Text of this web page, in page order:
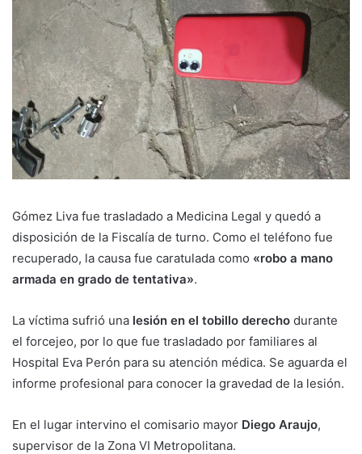
Gómez Liva fue trasladado a Medicina Legal y quedó a
disposición de la Fiscalía de turno. Como el teléfono fue
recuperado, la causa fue caratulada como «robo a mano
armada en grado de tentativa».
La víctima sufrió una lesión en el tobillo derecho durante
el forcejeo, por lo que fue trasladado por familiares al
Hospital Eva Perón para su atención médica. Se aguarda el
informe profesional para conocer la gravedad de la lesión.
En el lugar intervino el comisario mayor Diego Araujo,
supervisor de la Zona VI Metropolitana.